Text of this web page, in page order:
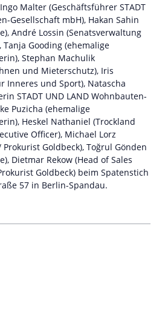
Malter (Geschäftsführer STADT
Gesellschaft mbH), Hakan Sahin
André Lossin (Senatsverwaltung
Gooding (ehemalige
Stephan Machulik
und Mieterschutz), Iris
Inneres und Sport), Natascha
STADT UND LAND Wohnbauten-
Puzicha (ehemalige
Heskel Nathaniel (Trockland
Officer), Michael Lorz
Goldbeck), Toğrul Gönden
Dietmar Rekow (Head of Sales
Goldbeck) beim Spatenstich
57 in Berlin-Spandau.